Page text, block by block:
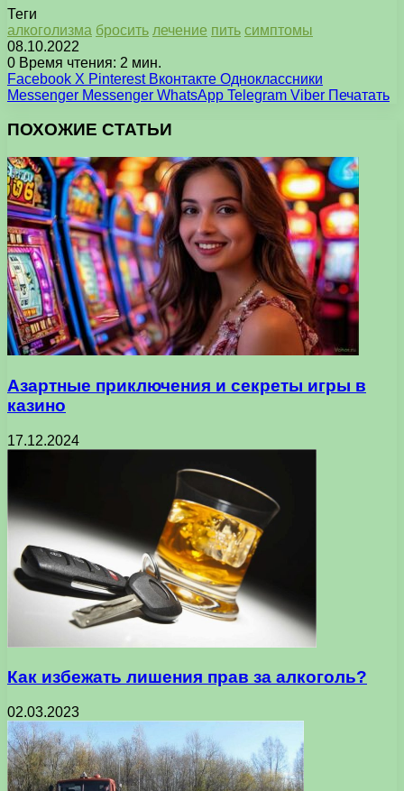
Теги
алкоголизма бросить лечение пить симптомы
08.10.2022
0 Время чтения: 2 мин.
Facebook X Pinterest Вконтакте Одноклассники
Messenger Messenger WhatsApp Telegram Viber Печатать
ПОХОЖИЕ СТАТЬИ
Азартные приключения и секреты игры в
казино
17.12.2024
Как избежать лишения прав за алкоголь?
02.03.2023